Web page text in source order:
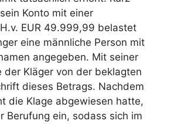
Konto mit einer
EUR 49.999,99 belastet
eine männliche Person mit
angegeben. Mit seiner
der Kläger von der beklagten
dieses Betrags. Nachdem
die Klage abgewiesen hatte,
Berufung ein, sodass sich im